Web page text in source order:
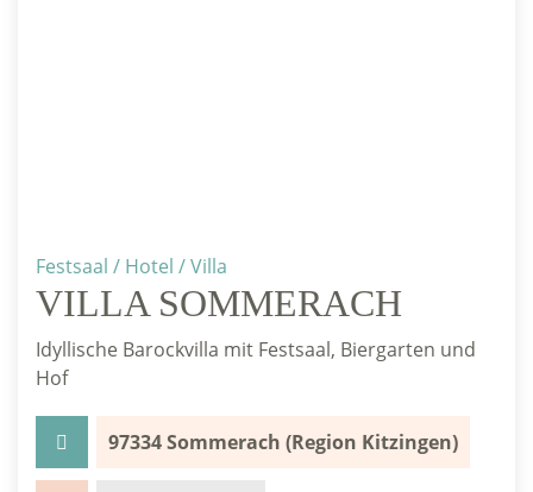
Festsaal / Hotel / Villa
VILLA SOMMERACH
Idyllische Barockvilla mit Festsaal, Biergarten und
Hof
97334 Sommerach (Region Kitzingen)